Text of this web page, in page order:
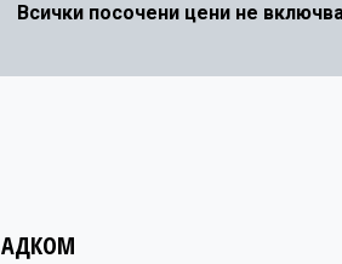
Всички посочени цени не
АДКОМ